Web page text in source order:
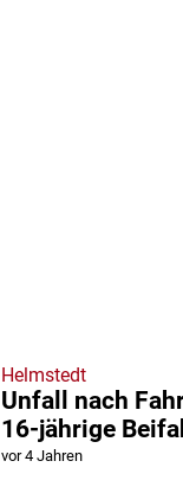
Helmstedt
Unfall nach
16-jährige
vor 4 Jahren